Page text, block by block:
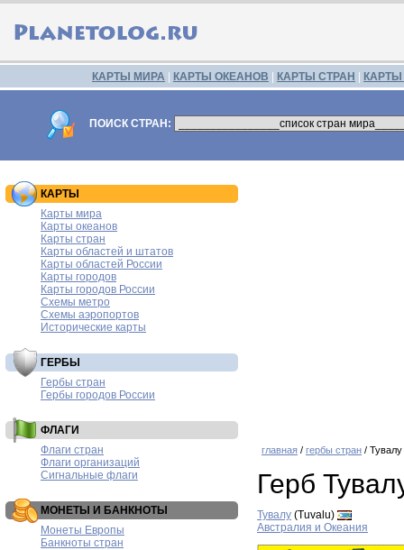
КАРТЫ МИРА КАРТЫ ОКЕАНОВ КАРТЫ СТРАН
ПОИСК СТРАН:
КАРТЫ
Карты мира
Карты океанов
Карты стран
Карты областей и штатов
Карты областей России
Карты городов
Карты городов России
Схемы метро
Схемы аэропортов
Исторические карты
ГЕРБЫ
Гербы стран
Гербы городов России
ФЛАГИ
Флаги стран
Флаги организаций
Сигнальные флаги
МОНЕТЫ И БАНКНОТЫ
Монеты Европы
Банкноты стран
главная / гербы стран / Тувалу
Герб
Тувалу (Tuvalu)
Австралия и Океания